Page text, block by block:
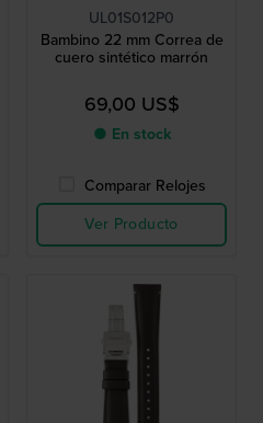
UL01S012P0
Bambino 22 mm Correa de
cuero sintético marrón
69,00 US$
● En stock
Comparar Relojes
Ver Producto